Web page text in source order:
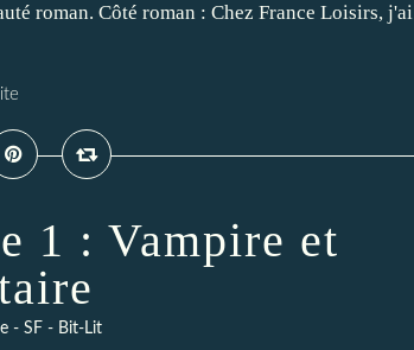
roman. Côté roman : Chez France Loisirs, j'ai
1 : Vampire et
- SF - Bit-Lit